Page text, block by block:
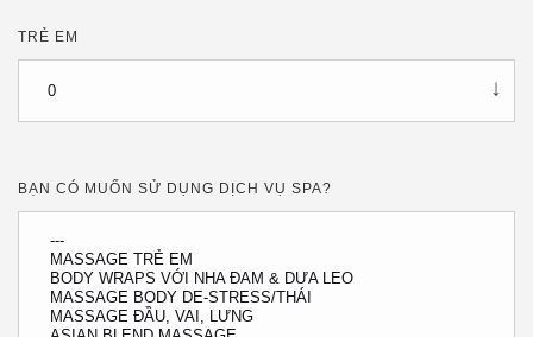
TRẺ EM
BẠN CÓ MUỐN SỬ DỤNG DỊCH VỤ SPA?